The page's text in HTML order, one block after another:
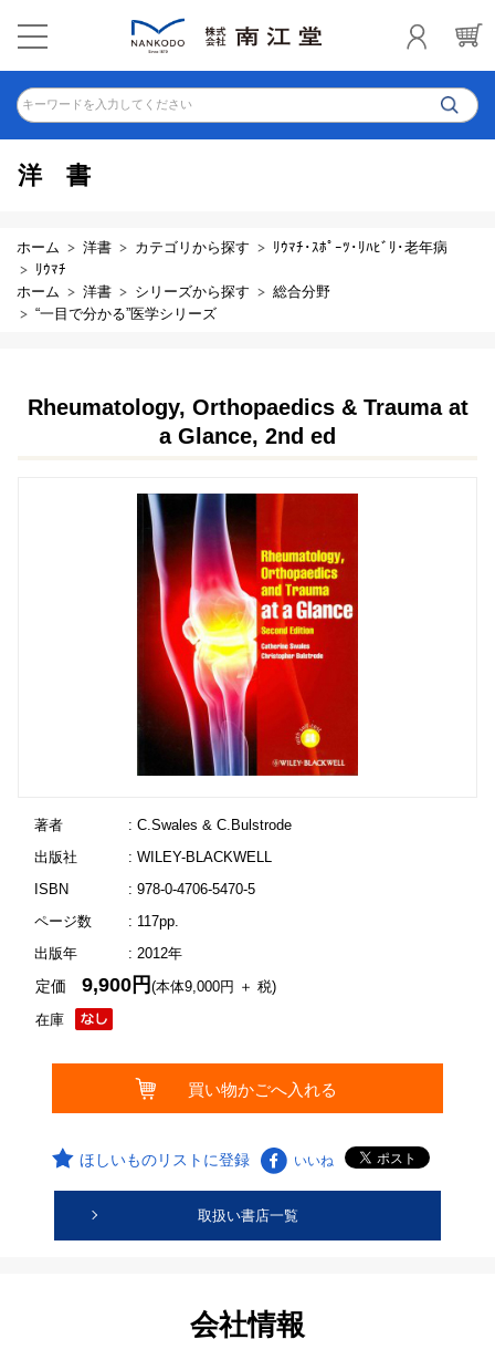
キーワードを入力してください
洋書
ホーム 洋書 カテゴリから探す
ﾘｳﾏﾁ･ｽﾎﾟｰﾂ･ﾘﾊﾋﾞﾘ･老年病
ﾘｳﾏﾁ
ホーム
洋書 シリーズから探す
総合分野
“一目で分かる”医学シリーズ
Rheumatology, Orthopaedics & Trauma at
a Glance, 2nd ed
著者
: C.Swales & C.Bulstrode
出版社
: WILEY-BLACKWELL
ISBN
: 978-0-4706-5470-5
ページ数
: 117pp.
出版年
: 2012年
在庫
定価9,900円(本体9,000円 ＋ 税)
ほしいものリストに登録 いいね
取扱い書店一覧
会社情報